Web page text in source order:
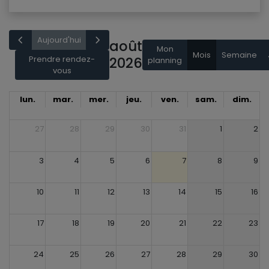
Aujourd'hui
Prendre rendez-
vous
août
2026
Mon
planning
Mois Semaine
lun. mar. mer. jeu. ven. sam. dim.
27 28 29 30 31 1 2
3 4 5 6 7 8 9
10 11 12 13 14 15 16
17 18 19 20 21 22 23
24 25 26 27 28 29 30